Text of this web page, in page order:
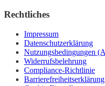
Rechtliches
Impressum
Datenschutzerklärung
Nutzungsbedingungen
Widerrufsbelehrung
Compliance-Richtlinie
Barrierefreiheitserklärung